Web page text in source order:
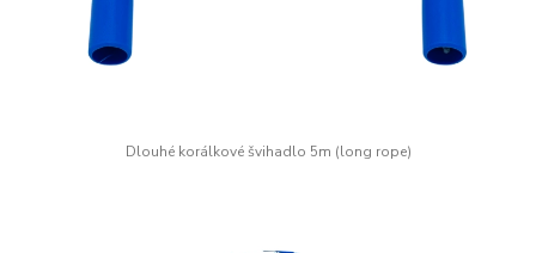
Dlouhé korálkové švihadlo 5m (long rope)